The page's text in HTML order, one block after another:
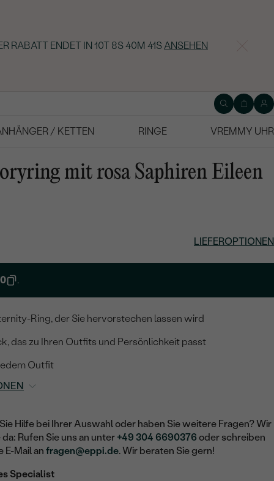
RABATT ENDET IN 10T 8S 40M 40S ANSEHEN
/ KETTEN RINGE
VREMMY UHR
mit rosa Saphiren Eileen
LIEFEROPTIONEN
.
Ring, der Sie hervorstechen lassen wird
das zu Ihren Outfits und Persönlichkeit passt
Outfit
Hilfe bei Ihrer Auswahl oder haben Sie weitere Fragen? Wir
Rufen Sie uns an unter +49 304 6690376 oder schreiben
E-Mail anfragen@eppi.de. Wir beraten Sie gern!
Specialist